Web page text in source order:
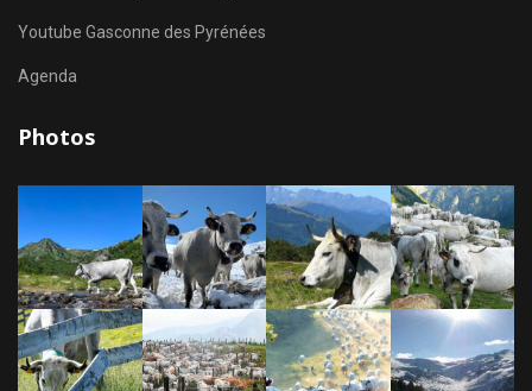
Youtube Gasconne des Pyrénées
Agenda
Photos